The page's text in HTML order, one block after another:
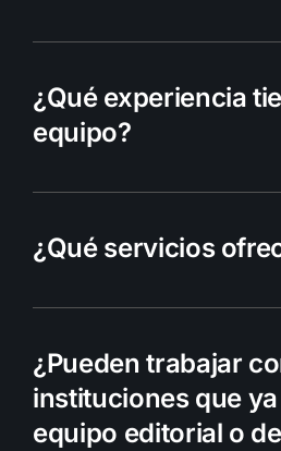
¿Qué experiencia
equipo?
¿Qué servicios
¿Pueden trabajar
instituciones que
equipo editorial o de